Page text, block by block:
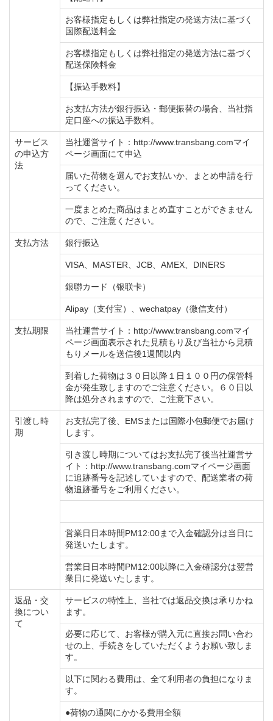
お客様指定もしくは弊社指定の発送方法に基づく
国際配送料金
お客様指定もしくは弊社指定の発送方法に基づく
配送保険料金
【振込手数料】
お支払方法が銀行振込・郵便振替の場合、当社指
定口座への振込手数料。
サービス
の申込方
法
当社運営サイト：http://www.transbang.comマイ
ページ画面にて申込
届いた荷物を選んでお支払いか、まとめ申請を行
ってください。
一度まとめた商品はまとめ直すことができません
ので、ご注意ください。
支払方法 銀行振込
VISA、MASTER、JCB、AMEX、DINERS
銀聯カード（银联卡）
Alipay（支付宝）、wechatpay（微信支付）
支払期限
当社運営サイト：http://www.transbang.comマイ
ページ画面表示された見積もり及び当社から見積
もりメールを送信後1週間以内
到着した荷物は３０日以降１日１００円の保管料
金が発生致しますのでご注意ください。６０日以
降は処分されますので、ご注意下さい。
引渡し時
期
お支払完了後、EMSまたは国際小包郵便でお届け
します。
引き渡し時期についてはお支払完了後当社運営サ
イト：http://www.transbang.comマイページ画面
に追跡番号を記述していますので、配送業者の荷
物追跡番号をご利用ください。
営業日日本時間PM12:00まで入金確認分は当日に
発送いたします。
営業日日本時間PM12:00以降に入金確認分は翌営
業日に発送いたします。
返品・交
換につい
て
サービスの特性上、当社では返品交換は承りかね
ます。
必要に応じて、お客様が購入元に直接お問い合わ
せの上、手続きをしていただくようお願い致しま
す。
以下に関わる費用は、全て利用者の負担になりま
す。
●荷物の通関にかかる費用全額